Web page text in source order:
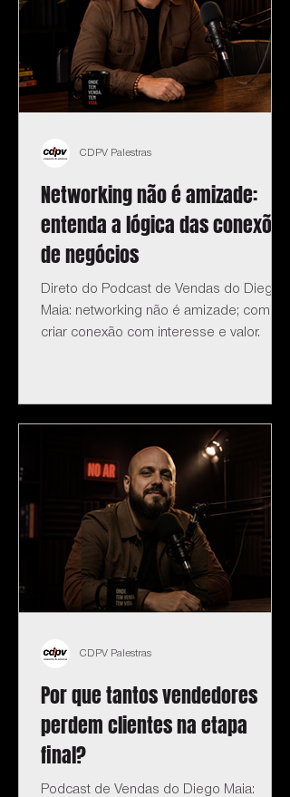
Networking não é amizade:
entenda a lógica das conexões
de negócios
Direto do Podcast de Vendas do Diego
Maia: networking não é amizade; como
criar conexão com interesse e valor.
CDPV Palestras
Por que tantos vendedores
perdem clientes na etapa
final?
Podcast de Vendas do Diego Maia:
CDPV Palestras